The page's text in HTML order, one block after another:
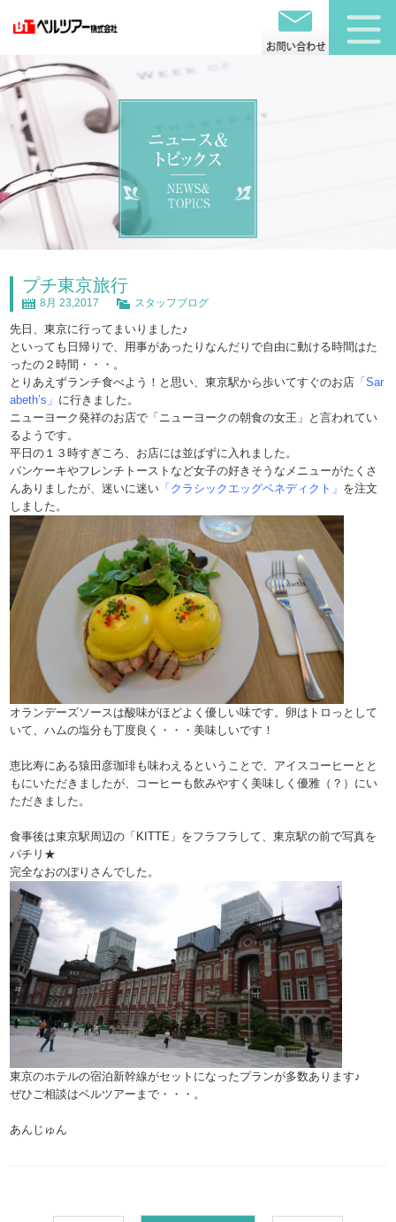
プチ東京旅行
8月 23,2017 スタッフブログ
先日、東京に行ってまいりました♪
といっても日帰りで、用事があったりなんだりで自由に動ける時間はた
ったの２時間・・・。
とりあえずランチ食べよう！と思い、東京駅から歩いてすぐのお店 「Sar
abeth’s」 に行きました。
ニューヨーク発祥のお店で「ニューヨークの朝食の女王」と言われてい
るようです。
平日の１３時すぎころ、お店には並ばずに入れました。
パンケーキやフレンチトーストなど女子の好きそうなメニューがたくさ
んありましたが、迷いに迷い 「クラシックエッグベネディクト」 を注文
しました。
オランデーズソースは酸味がほどよく優しい味です。卵はトロっとして
いて、ハムの塩分も丁度良く・・・美味しいです！
恵比寿にある猿田彦珈琲も味わえるということで、アイスコーヒーとと
もにいただきましたが、コーヒーも飲みやすく美味しく優雅（？）にい
ただきました。
食事後は東京駅周辺の「KITTE」をフラフラして、東京駅の前で写真を
パチリ★
完全なおのぼりさんでした。
東京のホテルの宿泊新幹線がセットになったプランが多数あります♪
ぜひご相談はベルツアー まで・・・。
あんじゅん